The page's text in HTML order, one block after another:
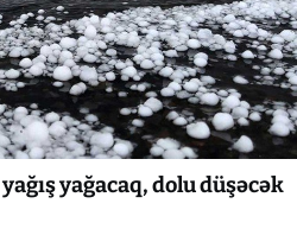
yağacaq, dolu düşəcək